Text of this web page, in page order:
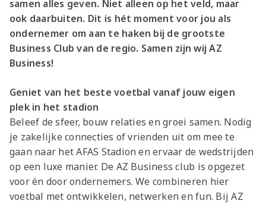
samen alles geven. Niet alleen op het veld, maar
ook daarbuiten. Dit is hét moment voor jou als
ondernemer om aan te haken bij de grootste
Business Club van de regio. Samen zijn wij AZ
Business!
Geniet van het beste voetbal vanaf jouw eigen
plek in het stadion
Beleef de sfeer, bouw relaties en groei samen. Nodig
je zakelijke connecties of vrienden uit om mee te
gaan naar het AFAS Stadion en ervaar de wedstrijden
op een luxe manier. De AZ Business club is opgezet
voor én door ondernemers. We combineren hier
voetbal met ontwikkelen, netwerken en fun. Bij AZ